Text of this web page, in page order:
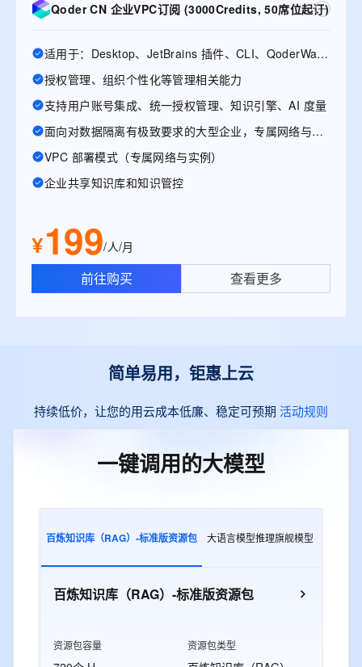
Qoder CN 企业VPC订阅 (3000Credits, 50席位起订)
适用于：Desktop、JetBrains 插件、CLI、QoderWake、Mobile
授权管理、组织个性化等管理相关能力
支持用户账号集成、统一授权管理、知识引擎、AI 度量
面向对数据隔离有极致要求的大型企业，专属网络与实例
VPC 部署模式（专属网络与实例）
企业共享知识库和知识管控
¥199/人/月
前往购买 查看更多
简单易用，钜惠上云
持续低价，让您的用云成本低廉、稳定可预期 活动规则
一键调用的大模型
百炼知识库（RAG）-标准版资源包 大语言模型推理旗舰模型
百炼知识库（RAG）-标准版资源包
资源包容量 资源包类型